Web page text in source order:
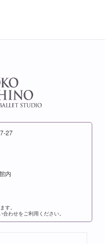
27
内
す。
わせをご利用ください。